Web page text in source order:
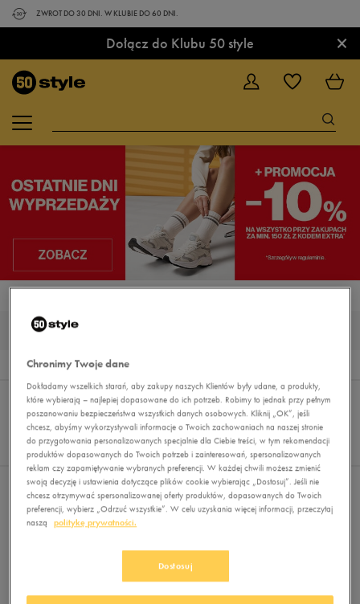
ZWROT DO 30 DNI. W KLUBIE DO 60 DNI.
Dołącz do Klubu 50 style ×
0
Wyników
Sortuj:
REKOMENDOWANE
FILTRUJ
Pokaż
60
z 0
Nie wybrano filtrów
Chronimy Twoje dane
Dokładamy wszelkich starań, aby zakupy naszych Klientów były udane, a produkty,
które wybierają – najlepiej dopasowane do ich potrzeb. Robimy to jednak przy pełnym
poszanowaniu bezpieczeństwa wszystkich danych osobowych. Kliknij „OK”, jeśli
chcesz, abyśmy wykorzystywali informacje o Twoich zachowaniach na naszej stronie
do przygotowania personalizowanych specjalnie dla Ciebie treści, w tym rekomendacji
produktów dopasowanych do Twoich potrzeb i zainteresowań, spersonalizowanych
reklam czy zapamiętywanie wybranych preferencji. W każdej chwili możesz zmienić
swoją decyzję i ustawienia dotyczące plików cookie wybierając „Dostosuj”. Jeśli nie
chcesz otrzymywać spersonalizowanej oferty produktów, dopasowanych do Twoich
preferencji, wybierz „Odrzuć wszystkie”. W celu uzyskania więcej informacji, przeczytaj
naszą
politykę prywatności.
Dostosuj